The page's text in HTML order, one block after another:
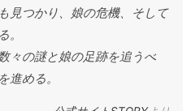
見つかり、娘の危機、そして
。
々の謎と娘の足跡を追うべ
進める。